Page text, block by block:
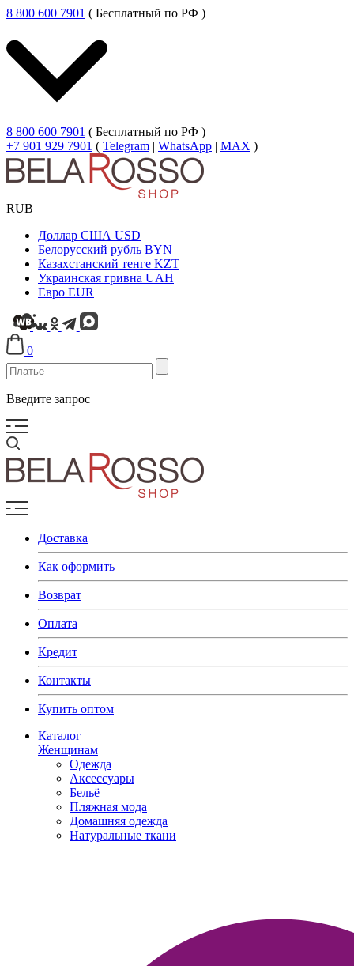
8 800 600 7901 ( Бесплатный по РФ )
8 800 600 7901 ( Бесплатный по РФ )
+7 901 929 7901 ( Telegram | WhatsApp | MAX )
RUB
Доллар США USD
Белорусский рубль BYN
Казахстанский тенге KZT
Украинская гривна UAH
Евро EUR
0
Введите запрос
Доставка
Как оформить
Возврат
Оплата
Кредит
Контакты
Купить оптом
Каталог
Женщинам
Одежда
Аксессуары
Бельё
Пляжная мода
Домашняя одежда
Натуральные ткани